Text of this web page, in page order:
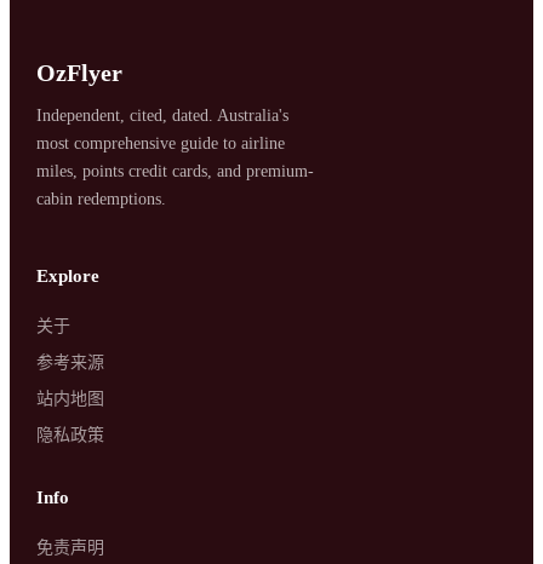
OzFlyer
Independent, cited, dated. Australia's
most comprehensive guide to airline
miles, points credit cards, and premium-
cabin redemptions.
Explore
关于
参考来源
站内地图
隐私政策
Info
免责声明